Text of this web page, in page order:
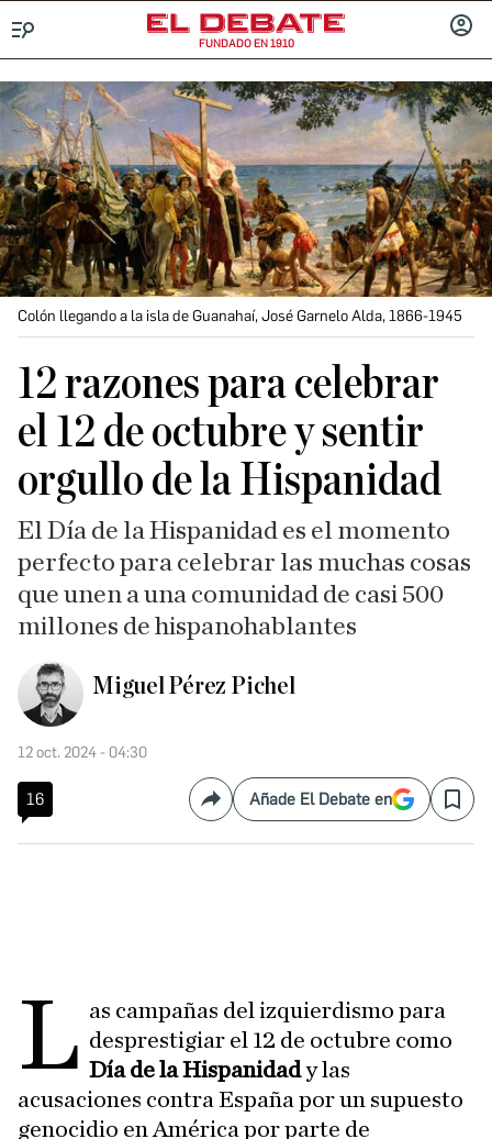
FUNDADO EN 1910
Colón llegando a la isla de Guanahaí, José Garnelo Alda, 1866-1945
12 razones para celebrar
el 12 de octubre y sentir
orgullo de la Hispanidad
El Día de la Hispanidad es el momento
perfecto para celebrar las muchas cosas
que unen a una comunidad de casi 500
millones de hispanohablantes
Miguel Pérez Pichel
12 oct. 2024 - 04:30
16 CompartirAñade El Debate en Save
L as campañas del izquierdismo para
desprestigiar el 12 de octubre como
Día de la Hispanidady las
acusaciones contra España por un supuesto
genocidio en América por parte de